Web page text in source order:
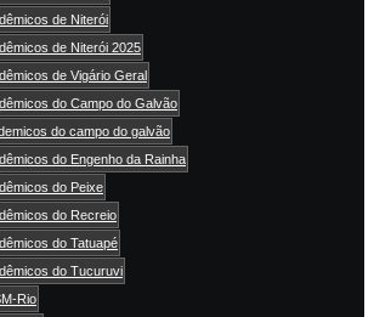
de Niterói
de Niterói 2025
de Vigário Geral
do Campo do Galvão
do campo do galvão
do Engenho da Rainha
do Peixe
do Recreio
do Tatuapé
do Tucuruvi
Rio